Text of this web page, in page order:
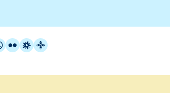
FlickrRadio Estel
Catalunya Cristiana